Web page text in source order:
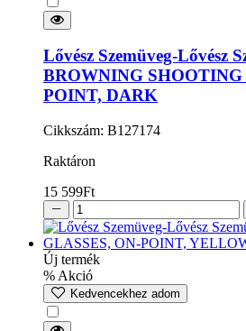
Lővész Szemüveg-Lővész
BROWNING SHOOTING
POINT, DARK
Cikkszám: B127174
Raktáron
15 599Ft
Új termék
% Akció
Kedvencekhez adom